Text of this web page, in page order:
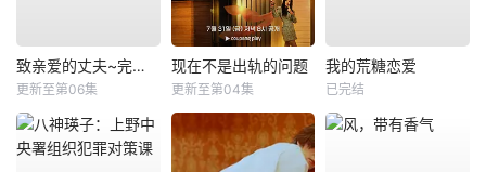
致亲爱的丈夫~完美妻子的谎言~
更新至第06集
现在不是出轨的问题
更新至第04集
我的荒糖恋爱
已完结